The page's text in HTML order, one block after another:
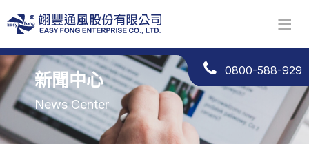
0800-588-929
新聞中心
News Center